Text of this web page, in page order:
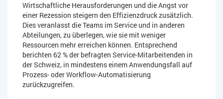
Wirtschaftliche Herausforderungen und die Angst vor
einer Rezession steigern den Effizienzdruck zusätzlich.
Dies veranlasst die Teams im Service und in anderen
Abteilungen, zu überlegen, wie sie mit weniger
Ressourcen mehr erreichen können. Entsprechend
berichten 62 % der befragten Service-Mitarbeitenden in
der Schweiz, in mindestens einem Anwendungsfall auf
Prozess- oder Workflow-Automatisierung
zurückzugreifen.